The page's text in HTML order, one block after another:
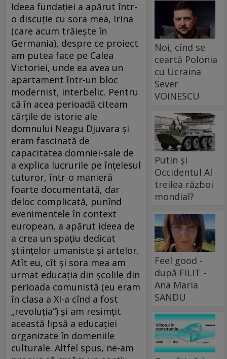
Ideea fundației a apărut într-
o discuție cu sora mea, Irina
(care acum trăiește în
Germania), despre ce proiect
am putea face pe Calea
Victoriei, unde ea avea un
apartament într-un bloc
modernist, interbelic. Pentru
că în acea perioadă citeam
cărțile de istorie ale
domnului Neagu Djuvara și
eram fascinată de
capacitatea domniei-sale de
a explica lucrurile pe înțelesul
tuturor, într-o manieră
foarte documentată, dar
deloc complicată, punînd
evenimentele în context
european, a apărut ideea de
a crea un spațiu dedicat
științelor umaniste și artelor.
Atît eu, cît și sora mea am
urmat educația din școlile din
perioada comunistă (eu eram
în clasa a XI-a cînd a fost
„revoluția“) și am resimțit
această lipsă a educației
organizate în domeniile
culturale. Altfel spus, ne-am
Noi, cînd se
ceartă Polonia
cu Ucraina
Sever
VOINESCU
Putin și
Occidentul Al
treilea război
mondial?
Feel good -
după FILIT -
Ana Maria
SANDU